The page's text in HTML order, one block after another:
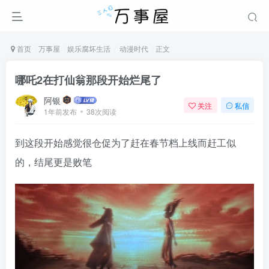
首页 万事屋 娱乐腐坏生活 动漫时代 正文
哪吒2在打仙翁那段开始烂尾了
阿银
1年前发布 38次阅读
关注 私信
到这段开始感觉很仓促为了赶在春节档上线而赶工似
的，结尾更是败笔